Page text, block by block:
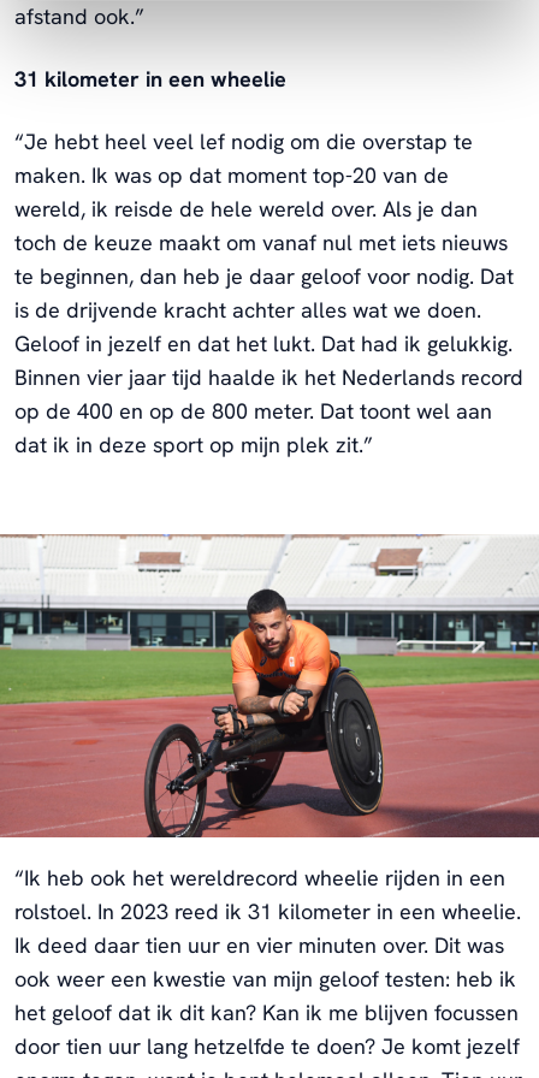
afstand ook.”
31 kilometer in een wheelie
“Je hebt heel veel lef nodig om die overstap te
maken. Ik was op dat moment top-20 van de
wereld, ik reisde de hele wereld over. Als je dan
toch de keuze maakt om vanaf nul met iets nieuws
te beginnen, dan heb je daar geloof voor nodig. Dat
is de drijvende kracht achter alles wat we doen.
Geloof in jezelf en dat het lukt. Dat had ik gelukkig.
Binnen vier jaar tijd haalde ik het Nederlands record
op de 400 en op de 800 meter. Dat toont wel aan
dat ik in deze sport op mijn plek zit.”
“Ik heb ook het wereldrecord wheelie rijden in een
rolstoel. In 2023 reed ik 31 kilometer in een wheelie.
Ik deed daar tien uur en vier minuten over. Dit was
ook weer een kwestie van mijn geloof testen: heb ik
het geloof dat ik dit kan? Kan ik me blijven focussen
door tien uur lang hetzelfde te doen? Je komt jezelf